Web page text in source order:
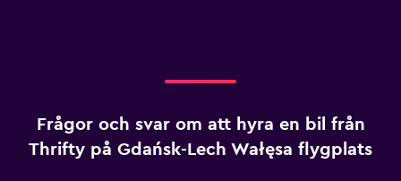
Frågor och svar om att hyra en bil från
Thrifty på Gdańsk-Lech Wałęsa flygplats